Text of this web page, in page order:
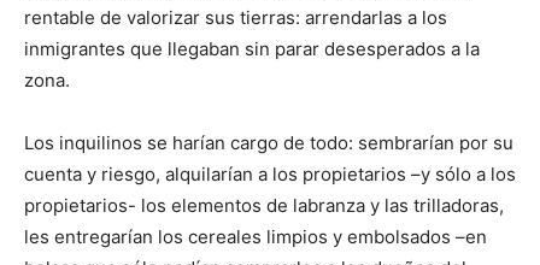
rentable de valorizar sus tierras: arrendarlas a los
inmigrantes que llegaban sin parar desesperados a la
zona.
Los inquilinos se harían cargo de todo: sembrarían por su
cuenta y riesgo, alquilarían a los propietarios –y sólo a los
propietarios- los elementos de labranza y las trilladoras,
les entregarían los cereales limpios y embolsados –en